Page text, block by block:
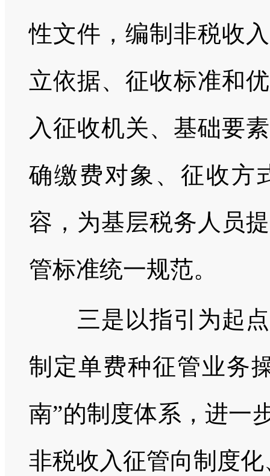
性文件，编制非税收
立依据、征收标准和
入征收机关、基础要
确缴费对象、征收方
容，为基层税务人员
管标准统一规范。
三是以指引为起点
制定单费种征管业务
南”的制度体系，进一
非税收入征管向制度